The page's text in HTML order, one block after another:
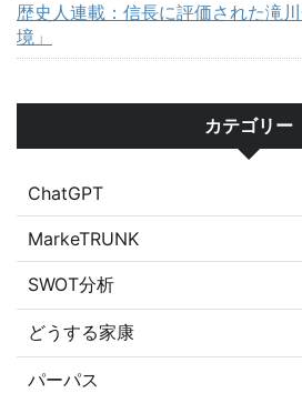
歴史人連載：信長に評価された滝
境」
カテゴリー
ChatGPT
MarkeTRUNK
SWOT分析
どうする家康
パーパス